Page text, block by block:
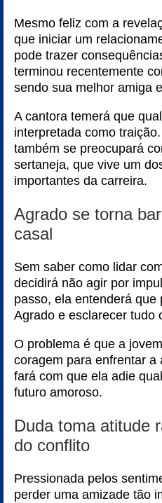
Mesmo feliz com a
que iniciar um
pode trazer
terminou recentemente
sendo sua melhor amiga
A cantora temerá que
interpretada como
também se preocupará
sertaneja, que vive um
importantes da carreira.
Agrado se torna
casal
Sem saber como lidar
decidirá não agir por
passo, ela entenderá que
Agrado e esclarecer tudo
O problema é que a
coragem para enfrentar a
fará com que ela adie
futuro amoroso.
Duda toma atitude
do conflito
Pressionada pelos
perder uma amizade tão